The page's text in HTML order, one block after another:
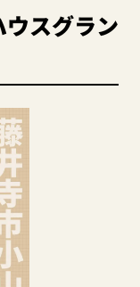
スグラン